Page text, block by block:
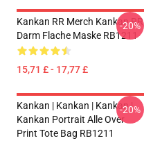
Kankan RR Merch Kankan RR
Darm Flache Maske RB1211
15,71 £ - 17,77 £
-20%
Kankan | Kankan | Kankan |
Kankan Portrait Alle Over
Print Tote Bag RB1211
-20%